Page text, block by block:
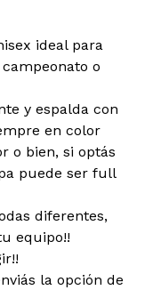
ideal para
o
y espalda con
en color
o bien, si optás
puede ser full
diferentes,
equipo!!
la opción de